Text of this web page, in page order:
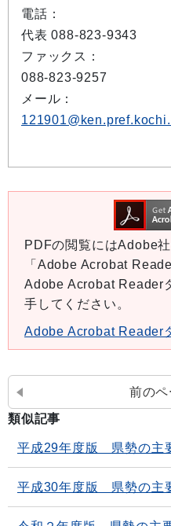
電話：
代表 088-823-9343
ファックス：
088-823-9257
メール：
PDFの閲覧にはAdobe
「Adobe Acrobat
Adobe Acrobat Reader
手してください。
Adobe Acrobat Reader
前のペ
類似記事
平成29年度版 県勢の主
平成30年度版 県勢の主